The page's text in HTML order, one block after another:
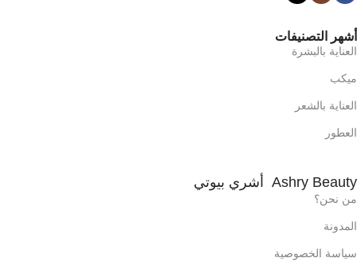
أشهر التصنيفات
العناية بالبشرة
ميكب
العناية بالشعر
العطور
Ashry Beauty أشري بيوتي
من نحن؟
المدونة
سياسة الخصوصية